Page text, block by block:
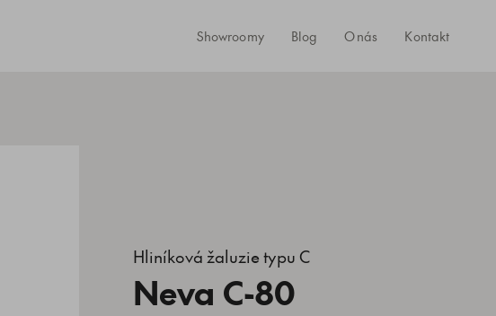
Showroomy Blog O nás Kontakt
Hliníková žaluzie typu C
Neva C-80